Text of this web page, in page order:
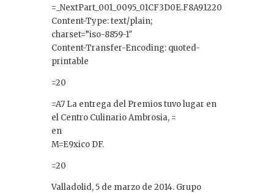
=_NextPart_001_0095_01CF3D0E.F8A91220
Content-Type: text/plain;
charset=”iso-8859-1″
Content-Transfer-Encoding: quoted-
printable
=20
=A7 La entrega del Premios tuvo lugar en
el Centro Culinario Ambrosia, =
en
M=E9xico DF.
=20
Valladolid, 5 de marzo de 2014. Grupo